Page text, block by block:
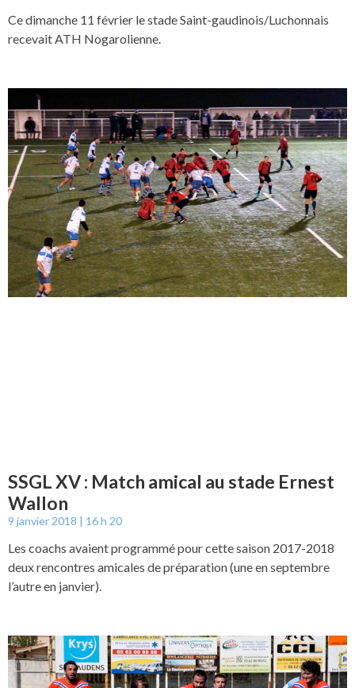
Ce dimanche 11 février le stade Saint-gaudinois/Luchonnais
recevait ATH Nogarolienne.
SSGL XV : Match amical au stade Ernest
Wallon
9 janvier 2018 16 h 20
Les coachs avaient programmé pour cette saison 2017-2018
deux rencontres amicales de préparation (une en septembre
l’autre en janvier).